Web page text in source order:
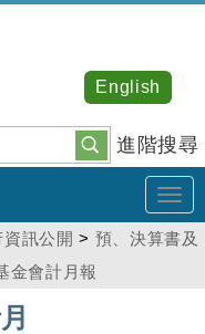
進階搜尋
English
資訊公開 > 預、決算書及
金會計月報